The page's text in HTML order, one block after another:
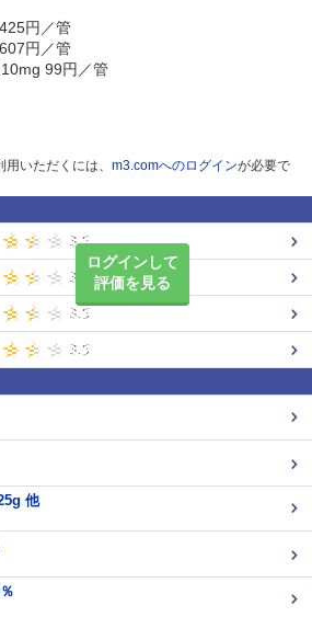
円／管
円／管
99円／管
いただくには、 m3.comへのログインが必要で
ログインして
評価を見る
他